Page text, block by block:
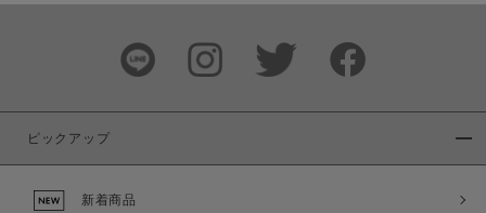
ピックアップ
新着商品